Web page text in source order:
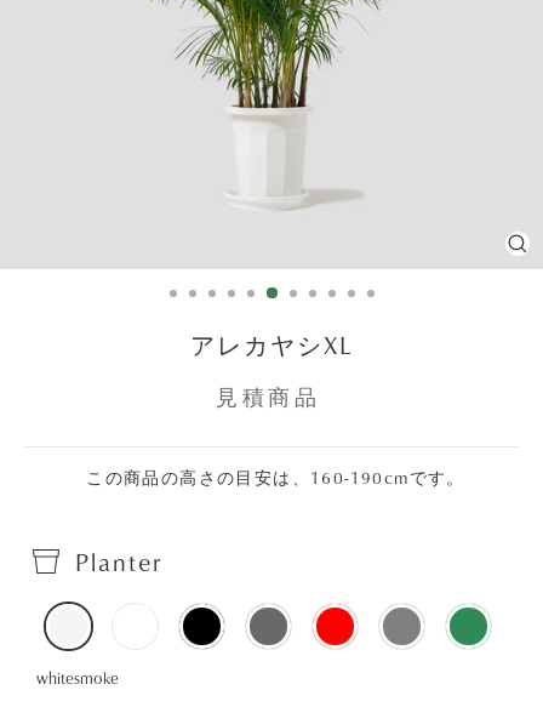
アレカヤシXL
見積商品
この商品の高さの目安は、160-190cmです。
Planter
whitesmoke